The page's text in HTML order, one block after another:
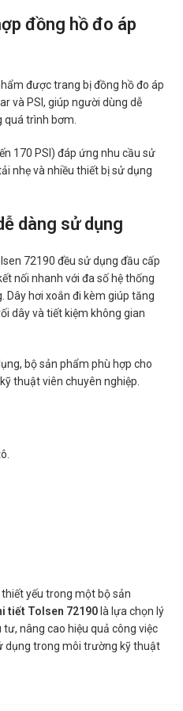
đồng hồ đo áp
được trang bị đồng hồ đo áp
và PSI, giúp người dùng dễ
trình bơm.
170 PSI) đáp ứng nhu cầu sử
nhẹ và nhiều thiết bị sử dụng
dàng sử dụng
72190 đều sử dụng đầu cấp
nối nhanh với đa số hệ thống
Dây hơi xoắn đi kèm giúp tăng
dây và tiết kiệm không gian
bộ sản phẩm phù hợp cho
thuật viên chuyên nghiệp.
yếu trong một bộ sản
tiết Tolsen 72190 là lựa chọn lý
nâng cao hiệu quả công việc
dụng trong môi trường kỹ thuật